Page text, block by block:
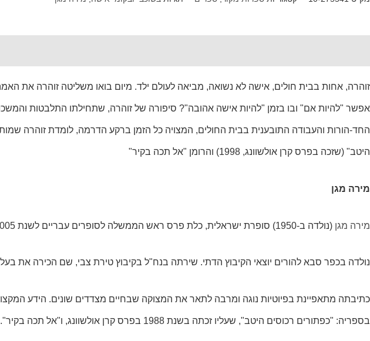
זוהרה, אחות בבית חולים, אישה לא נשואה, מביאה לעולם ילד. מיום בואו משליטה זוהרה את
אפשר "להיות אם" ובו בזמן "להיות אישה אהובה"? סיפורה של זוהרה, שתחילתו התלבטות
החד-הורות והעבודה התובענית בבית החולים, המצויה כל הזמן ברקע הדרמה, לומדת זוהרה
היטב" (שזכה בפרס קרן אולשוונג, 1998) והרומן "אל תכה בקיר"
מירה מגן
מירה מגן (נולדה ב-1950) סופרת ישראלית, כלת פרס ראש הממשלה לסופרים עבריים לשנת 2005.
נולדה בכפר סבא להורים יוצאי הקיבוץ הדתי. שירתה בנח"ל בקיבוץ טירת צבי, שם הכירה
כתיבתה מתאפיינת בפיוטיות נוגה ומרבה לתאר את המצוקה שבחיים מצדדים שונים. הידע
בספריה: "כפתורים רכוסים היטב", שעליו זכתה בשנת 1988 בפרס קרן אולשוונג, ו"אל תכה בקיר". אחדים מספריה תורגמו לגרמנית.